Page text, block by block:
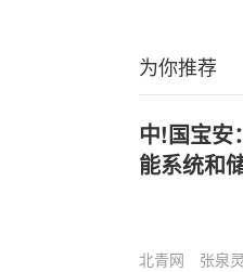
为你推荐
中!国宝安
能系统和
北青网 张泉灵